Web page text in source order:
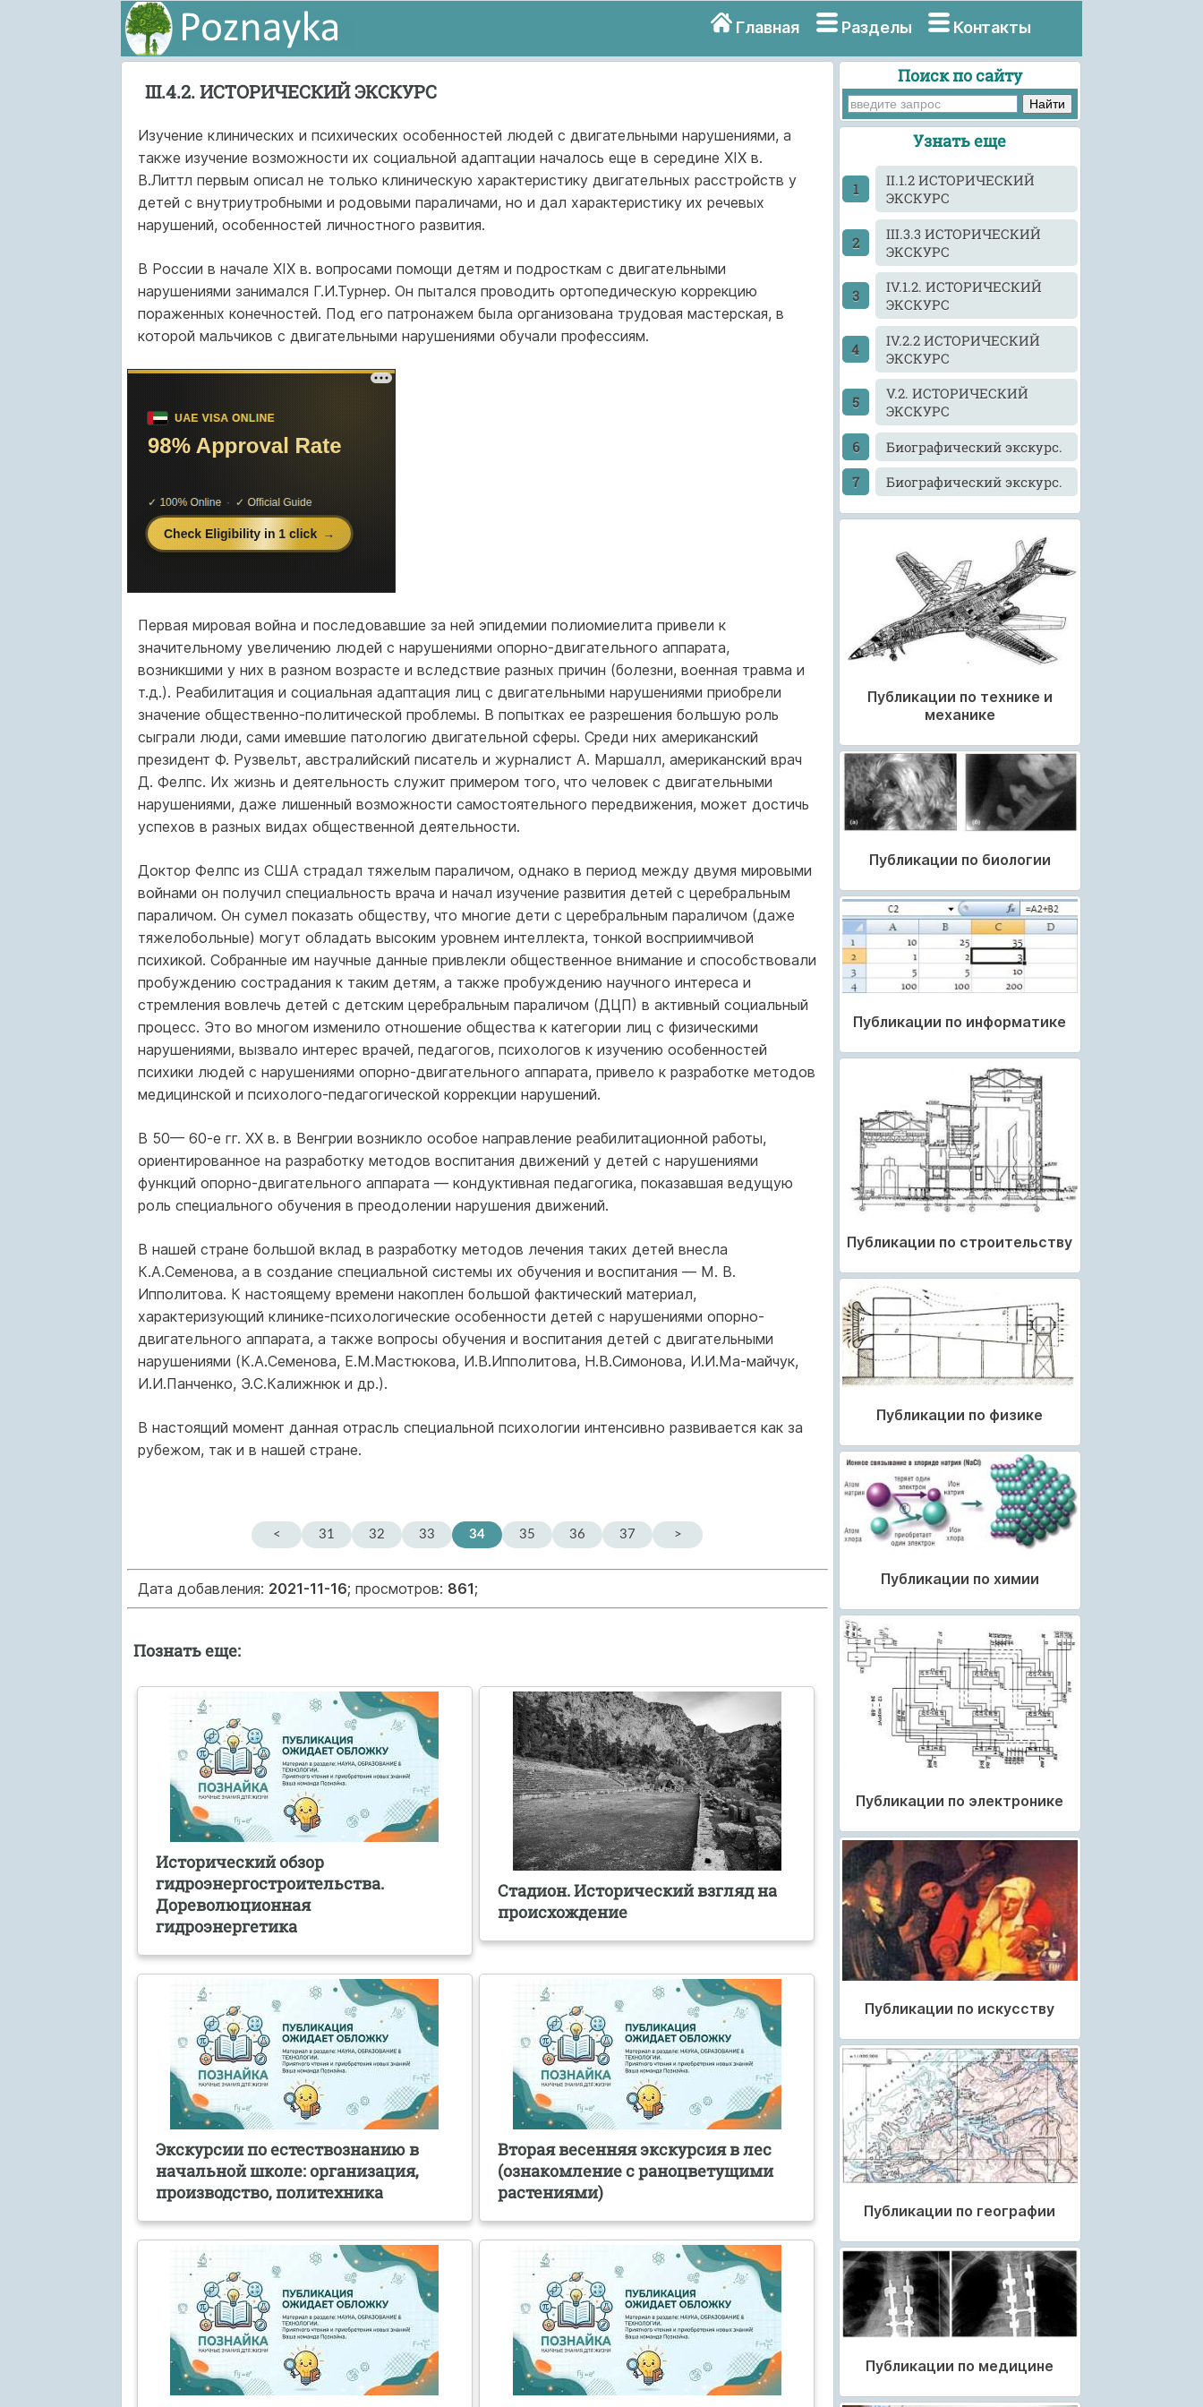
Главная Разделы Контакты
III.4.2. ИСТОРИЧЕСКИЙ ЭКСКУРС
Изучение клинических и психических особенностей людей с двигательными нарушениями, а
также изучение возможности их социальной адаптации началось еще в середине XIX в.
В.Литтл первым описал не только клиническую характеристику двигательных расстройств у
детей с внутриутробными и родовыми параличами, но и дал характеристику их речевых
нарушений, особенностей личностного развития.
В России в начале XIX в. вопросами помощи детям и подросткам с двигательными
нарушениями занимался Г.И.Турнер. Он пытался проводить ортопедическую коррекцию
пораженных конечностей. Под его патронажем была организована трудовая мастерская, в
которой мальчиков с двигательными нарушениями обучали профессиям.
Первая мировая война и последовавшие за ней эпидемии полиомиелита привели к
значительному увеличению людей с нарушениями опорно-двигательного аппарата,
возникшими у них в разном возрасте и вследствие разных причин (болезни, военная травма и
т.д.). Реабилитация и социальная адаптация лиц с двигательными нарушениями приобрели
значение общественно-политической проблемы. В попытках ее разрешения большую роль
сыграли люди, сами имевшие патологию двигательной сферы. Среди них американский
президент Ф. Рузвельт, австралийский писатель и журналист А. Маршалл, американский врач
Д. Фелпс. Их жизнь и деятельность служит примером того, что человек с двигательными
нарушениями, даже лишенный возможности самостоятельного передвижения, может достичь
успехов в разных видах общественной деятельности.
Доктор Фелпс из США страдал тяжелым параличом, однако в период между двумя мировыми
войнами он получил специальность врача и начал изучение развития детей с церебральным
параличом. Он сумел показать обществу, что многие дети с церебральным параличом (даже
тяжелобольные) могут обладать высоким уровнем интеллекта, тонкой восприимчивой
психикой. Собранные им научные данные привлекли общественное внимание и способствовали
пробуждению сострадания к таким детям, а также пробуждению научного интереса и
стремления вовлечь детей с детским церебральным параличом (ДЦП) в активный социальный
процесс. Это во многом изменило отношение общества к категории лиц с физическими
нарушениями, вызвало интерес врачей, педагогов, психологов к изучению особенностей
психики людей с нарушениями опорно-двигательного аппарата, привело к разработке методов
медицинской и психолого-педагогической коррекции нарушений.
В 50— 60-е гг. XX в. в Венгрии возникло особое направление реабилитационной работы,
ориентированное на разработку методов воспитания движений у детей с нарушениями
функций опорно-двигательного аппарата — кондуктивная педагогика, показавшая ведущую
роль специального обучения в преодолении нарушения движений.
В нашей стране большой вклад в разработку методов лечения таких детей внесла
К.А.Семенова, а в создание специальной системы их обучения и воспитания — М. В.
Ипполитова. К настоящему времени накоплен большой фактический материал,
характеризующий клинике-психологические особенности детей с нарушениями опорно-
двигательного аппарата, а также вопросы обучения и воспитания детей с двигательными
нарушениями (К.А.Семенова, Е.М.Мастюкова, И.В.Ипполитова, Н.В.Симонова, И.И.Ма-майчук,
И.И.Панченко, Э.С.Калижнюк и др.).
В настоящий момент данная отрасль специальной психологии интенсивно развивается как за
рубежом, так и в нашей стране.
< 31 32 33 34 35 36 37 >
Дата добавления: 2021-11-16; просмотров: 861;
Познать еще:
Исторический обзор
гидроэнергостроительства.
Дореволюционная
гидроэнергетика
Стадион. Исторический взгляд на
происхождение
Экскурсии по естествознанию в
начальной школе: организация,
производство, политехника
Вторая весенняя экскурсия в лес
(ознакомление с раноцветущими
растениями)
Поиск по сайту
Узнать еще
II.1.2 ИСТОРИЧЕСКИЙ
ЭКСКУРС
III.3.3 ИСТОРИЧЕСКИЙ
ЭКСКУРС
IV.1.2. ИСТОРИЧЕСКИЙ
ЭКСКУРС
IV.2.2 ИСТОРИЧЕСКИЙ
ЭКСКУРС
V.2. ИСТОРИЧЕСКИЙ
ЭКСКУРС
Биографический экскурс.
Биографический экскурс.
Публикации по технике и
механике
Публикации по биологии
Публикации по информатике
Публикации по строительству
Публикации по физике
Публикации по химии
Публикации по электронике
Публикации по искусству
Публикации по географии
Публикации по медицине